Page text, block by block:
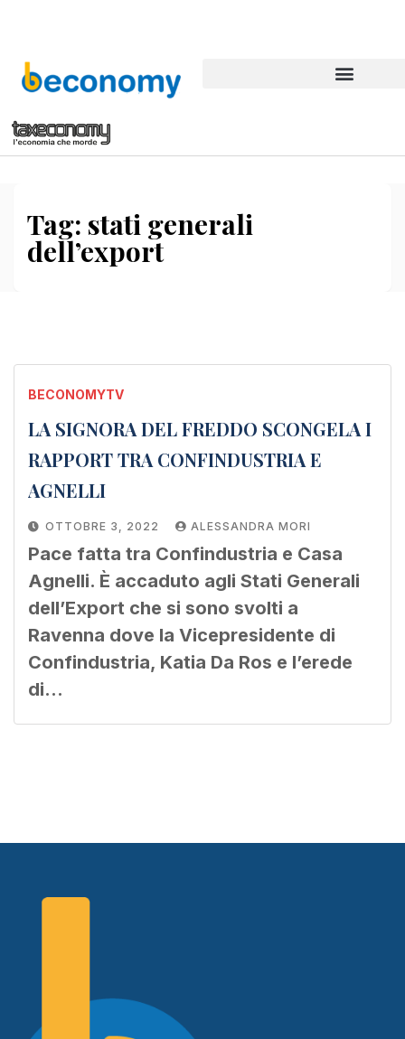
Tag: stati generali
dell’export
BECONOMYTV
LA SIGNORA DEL FREDDO SCONGELA I
RAPPORT TRA CONFINDUSTRIA E
AGNELLI
OTTOBRE 3, 2022 ALESSANDRA MORI
Pace fatta tra Confindustria e Casa
Agnelli. È accaduto agli Stati Generali
dell’Export che si sono svolti a
Ravenna dove la Vicepresidente di
Confindustria, Katia Da Ros e l’erede
di…